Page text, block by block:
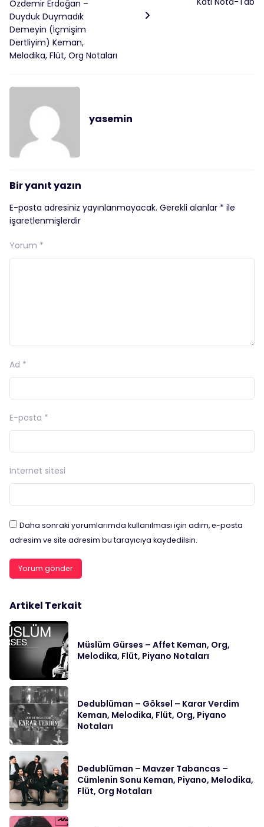
Özdemir Erdoğan –
Duyduk Duymadık
Demeyin (İçmişim
Dertliyim) Keman,
Melodika, Flüt, Org Notaları
yasemin
Bir yanıt yazın
E-posta adresiniz yayınlanmayacak. Gerekli alanlar * ile
işaretlenmişlerdir
Yorum *
Ad *
E-posta *
İnternet sitesi
Daha sonraki yorumlarımda kullanılması için adım, e-posta
adresim ve site adresim bu tarayıcıya kaydedilsin.
Artikel Terkait
Müslüm Gürses – Affet Keman, Org,
Melodika, Flüt, Piyano Notaları
Dedublüman – Göksel – Karar Verdim
Keman, Melodika, Flüt, Org, Piyano
Notaları
Dedublüman – Mavzer Tabancas –
Cümlenin Sonu Keman, Piyano, Melodika,
Flüt, Org Notaları